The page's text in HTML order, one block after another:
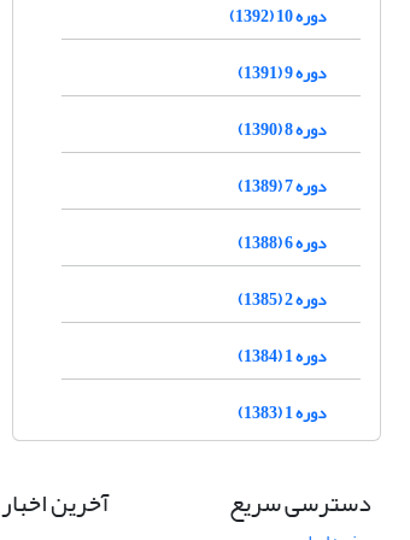
دوره 10 (1392)
دوره 9 (1391)
دوره 8 (1390)
دوره 7 (1389)
دوره 6 (1388)
دوره 2 (1385)
دوره 1 (1384)
دوره 1 (1383)
دسترسی سریع آخرین اخبار